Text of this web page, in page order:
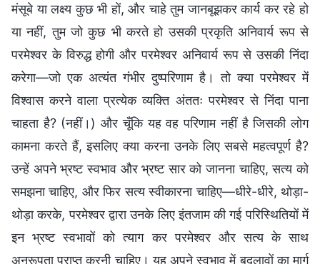
मंसूबे या लक्ष्य कुछ भी हों, और चाहे तुम जानबूझकर कार्य कर रहे हो
या नहीं, तुम जो कुछ भी करते हो उसकी प्रकृति अनिवार्य रूप से
परमेश्वर के विरुद्ध होगी और परमेश्वर अनिवार्य रूप से उसकी निंदा
करेगा—जो एक अत्यंत गंभीर दुष्परिणाम है। तो क्या परमेश्वर में
विश्वास करने वाला प्रत्येक व्यक्ति अंततः परमेश्वर से निंदा पाना
चाहता है? (नहीं।) और चूँकि यह वह परिणाम नहीं है जिसकी लोग
कामना करते हैं, इसलिए क्या करना उनके लिए सबसे महत्वपूर्ण है?
उन्हें अपने भ्रष्ट स्वभाव और भ्रष्ट सार को जानना चाहिए, सत्य को
समझना चाहिए, और फिर सत्य स्वीकारना चाहिए—धीरे-धीरे, थोड़ा-
थोड़ा करके, परमेश्वर द्वारा उनके लिए इंतजाम की गई परिस्थितियों में
इन भ्रष्ट स्वभावों को त्याग कर परमेश्वर और सत्य के साथ
अनुरूपता प्राप्त करनी चाहिए। यह अपने स्वभाव में बदलावों का मार्ग